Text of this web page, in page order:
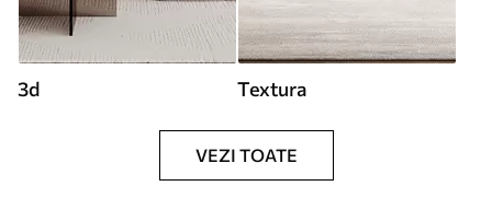
3d Textura
VEZI TOATE